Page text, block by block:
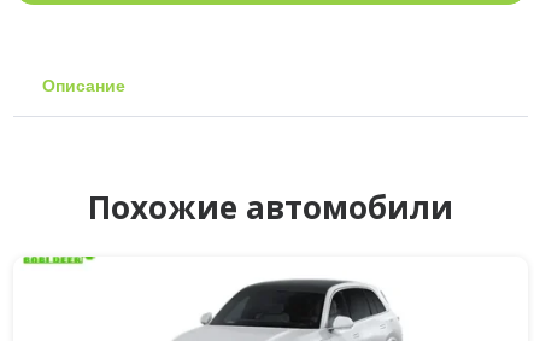
Описание
Похожие автомобили